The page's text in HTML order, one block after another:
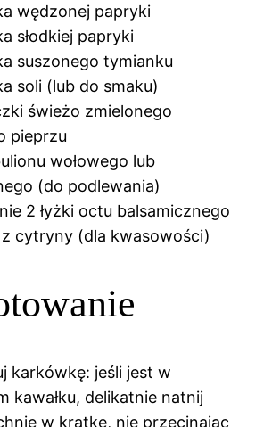
wędzonej papryki
słodkiej papryki
suszonego tymianku
soli (lub do smaku)
świeżo zmielonego
pieprzu
wołowego lub
(do podlewania)
2 łyżki octu balsamicznego
z cytryny (dla kwasowości)
karkówkę: jeśli jest w
kawałku, delikatnie natnij
w kratkę, nie przecinając